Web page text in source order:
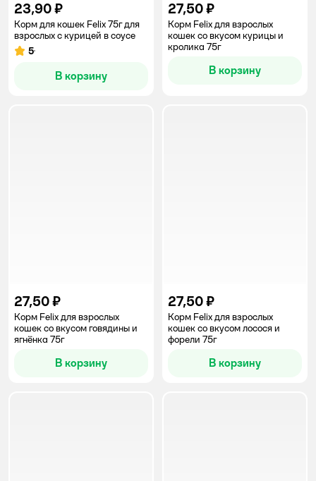
23,90 ₽
Корм для кошек Felix 75г для
взрослых с курицей в соусе
Рейтинг:
5
В корзину
27,50 ₽
Корм Felix для взрослых
кошек со вкусом курицы и
кролика 75г
В корзину
27,50 ₽
Корм Felix для взрослых
кошек со вкусом говядины и
ягнёнка 75г
В корзину
27,50 ₽
Корм Felix для взрослых
кошек со вкусом лосося и
форели 75г
В корзину